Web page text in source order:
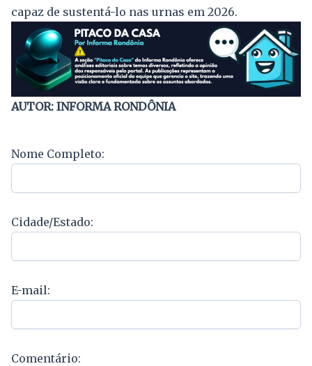
capaz de sustentá-lo nas urnas em 2026.
AUTOR: INFORMA RONDÔNIA
Nome Completo:
Cidade/Estado:
E-mail:
Comentário: